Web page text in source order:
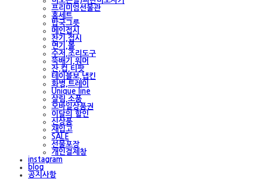
프리미엄선물관
홈세트
밥국그릇
메인접시
찬기,접시
면기,볼
수저,조리도구
뚝배기,워머
잔,컵,티팟
테이블보,냅킨
화병,트레이
Unique line
살림,소품
모바일상품권
이달의 할인
신상품
재입고
SALE
선물포장
개인결제창
instagram
blog
공지사항